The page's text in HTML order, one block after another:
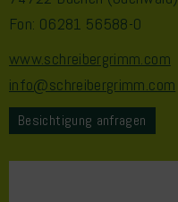
Fon: 06281 56588-0
www.schreibergrimm.com
info@schreibergrimm.com
Besichtigung anfragen